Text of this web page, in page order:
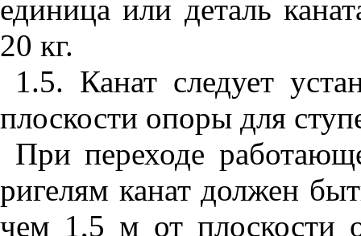
единица или деталь
20 кг.
1.5. Канат следует
плоскости опоры для
При переходе
ригелям канат должен
чем 1,5 м от плоскости